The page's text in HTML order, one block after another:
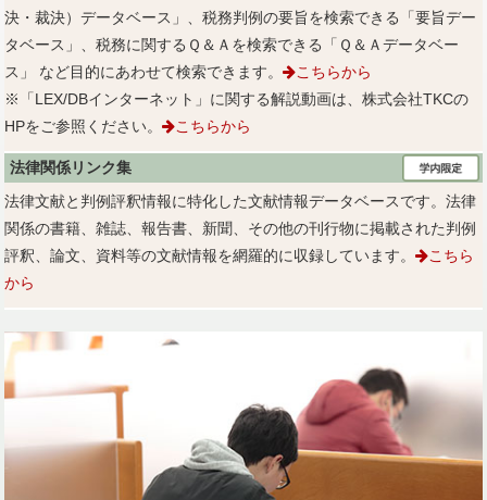
決・裁決）データベース」、税務判例の要旨を検索できる「要旨デー
タベース」、税務に関するＱ＆Ａを検索できる「Ｑ＆Ａデータベー
ス」 など目的にあわせて検索できます。
こちらから
※「LEX/DBインターネット」に関する解説動画は、株式会社TKCの
HPをご参照ください。
こちらから
法律関係リンク集
法律文献と判例評釈情報に特化した文献情報データベースです。法律
関係の書籍、雑誌、報告書、新聞、その他の刊行物に掲載された判例
評釈、論文、資料等の文献情報を網羅的に収録しています。
こちら
から